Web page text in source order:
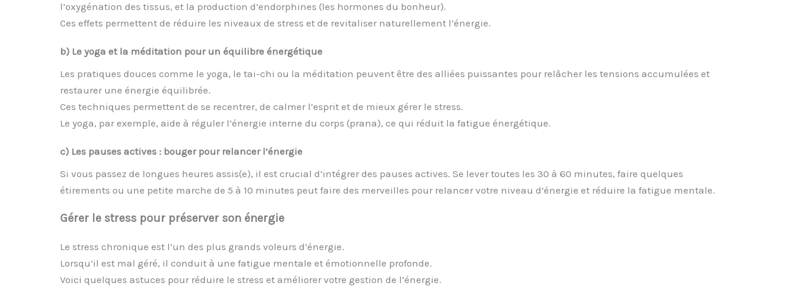
l’oxygénation des tissus, et la production d’endorphines (les hormones du bonheur).
Ces effets permettent de réduire les niveaux de stress et de revitaliser naturellement l’énergie.
b) Le yoga et la méditation pour un équilibre énergétique
Les pratiques douces comme le yoga, le tai-chi ou la méditation peuvent être des alliées puissantes pour relâcher les tensions accumulées et
restaurer une énergie équilibrée.
Ces techniques permettent de se recentrer, de calmer l’esprit et de mieux gérer le stress.
Le yoga, par exemple, aide à réguler l’énergie interne du corps (prana), ce qui réduit la fatigue énergétique.
c) Les pauses actives : bouger pour relancer l’énergie
Si vous passez de longues heures assis(e), il est crucial d’intégrer des pauses actives. Se lever toutes les 30 à 60 minutes, faire quelques
étirements ou une petite marche de 5 à 10 minutes peut faire des merveilles pour relancer votre niveau d’énergie et réduire la fatigue mentale.
Gérer le stress pour préserver son énergie
Le stress chronique est l’un des plus grands voleurs d’énergie.
Lorsqu’il est mal géré, il conduit à une fatigue mentale et émotionnelle profonde.
Voici quelques astuces pour réduire le stress et améliorer votre gestion de l’énergie.